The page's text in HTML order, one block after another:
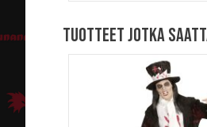
Tuotteet jotka